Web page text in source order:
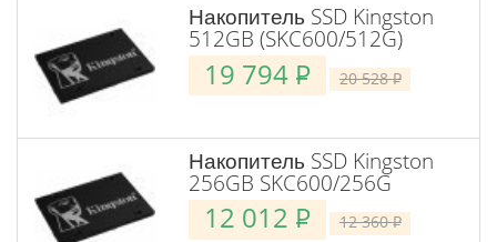
Накопитель SSD Kingston
512GB (SKC600/512G)
19 794 P 20 528P
Накопитель SSD Kingston
256GB SKC600/256G
12 012 P 12 360P